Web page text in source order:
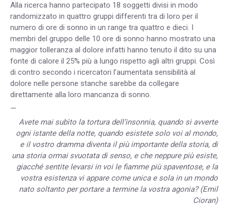
Alla ricerca hanno partecipato 18 soggetti divisi in modo
randomizzato in quattro gruppi differenti tra di loro per il
numero di ore di sonno in un range tra quattro e dieci. I
membri del gruppo delle 10 ore di sonno hanno mostrato una
maggior tolleranza al dolore infatti hanno tenuto il dito su una
fonte di calore il 25% più a lungo rispetto agli altri gruppi. Così
di contro secondo i ricercatori l’aumentata sensibilità al
dolore nelle persone stanche sarebbe da collegare
direttamente alla loro mancanza di sonno.
—
Avete mai subìto la tortura dell’insonnia, quando si avverte
ogni istante della notte, quando esistete solo voi al mondo,
e il vostro dramma diventa il più importante della storia, di
una storia ormai svuotata di senso, e che neppure più esiste,
giacché sentite levarsi in voi le fiamme più spaventose, e la
vostra esistenza vi appare come unica e sola in un mondo
nato soltanto per portare a termine la vostra agonia? (Emil
Cioran)